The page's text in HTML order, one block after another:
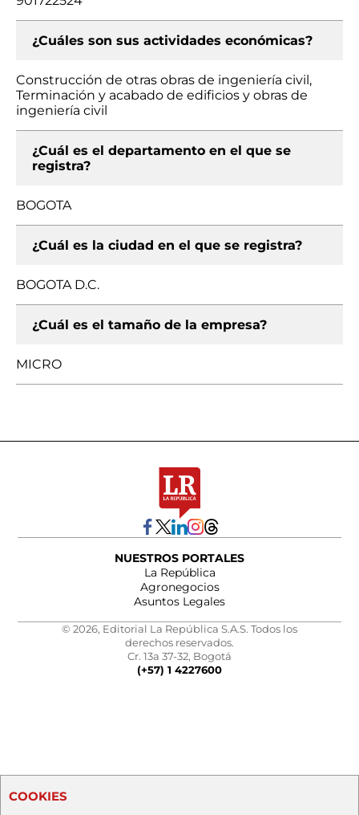
¿Cuáles son sus actividades económicas?
Construcción de otras obras de ingeniería civil,
Terminación y acabado de edificios y obras de
ingeniería civil
¿Cuál es el departamento en el que se
registra?
BOGOTA
¿Cuál es la ciudad en el que se registra?
BOGOTA D.C.
¿Cuál es el tamaño de la empresa?
MICRO
NUESTROS PORTALES
La República
Agronegocios
Asuntos Legales
© 2026, Editorial La República S.A.S. Todos los
derechos reservados.
Cr. 13a 37-32, Bogotá
(+57) 1 4227600
COOKIES